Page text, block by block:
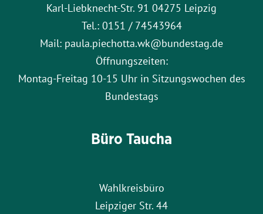
Karl-Liebknecht-Str. 91 04275 Leipzig
Tel.: 0151 / 74543964
Mail: paula.piechotta.wk@bundestag.de
Öffnungszeiten:
Montag-Freitag 10-15 Uhr in Sitzungswochen des
Bundestags
Büro Taucha
Wahlkreisbüro
Leipziger Str. 44